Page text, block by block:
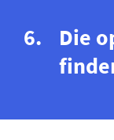
Die